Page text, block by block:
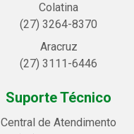
Colatina
(27) 3264-8370
Aracruz
(27) 3111-6446
Suporte Técnico
Central de Atendimento